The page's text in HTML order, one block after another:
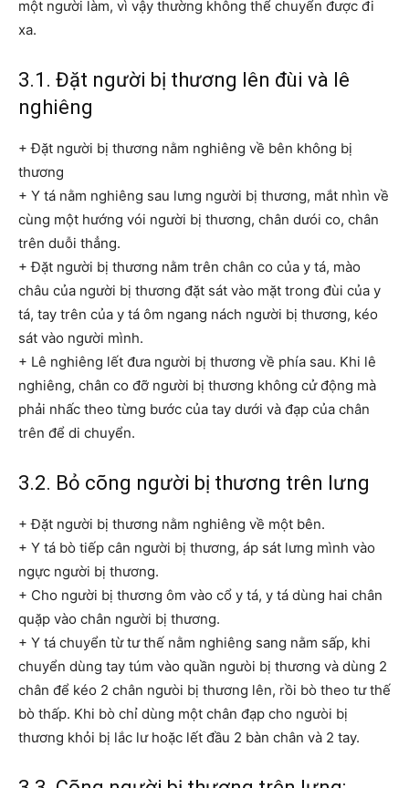
một người làm, vì vậy thường không thể chuyển được đi
xa.
3.1. Đặt người bị thương lên đùi và lê
nghiêng
+ Đặt người bị thương nằm nghiêng về bên không bị
thương
+ Y tá nằm nghiêng sau lưng người bị thương, mắt nhìn về
cùng một hướng vói người bị thương, chân dưói co, chân
trên duỗi thẳng.
+ Đặt người bị thương nằm trên chân co của y tá, mào
châu của người bị thương đặt sát vào mặt trong đùi của y
tá, tay trên của y tá ôm ngang nách người bị thương, kéo
sát vào người mình.
+ Lê nghiêng lết đưa người bị thương về phía sau. Khi lê
nghiêng, chân co đỡ người bị thương không cử động mà
phải nhấc theo từng bước của tay dưới và đạp của chân
trên để di chuyển.
3.2. Bỏ cõng người bị thương trên lưng
+ Đặt người bị thương nằm nghiêng về một bên.
+ Y tá bò tiếp cân người bị thương, áp sát lưng mình vào
ngực người bị thương.
+ Cho người bị thương ôm vào cổ y tá, y tá dùng hai chân
quặp vào chân người bị thương.
+ Y tá chuyển từ tư thế nằm nghiêng sang nằm sấp, khi
chuyển dùng tay túm vào quần ngưòi bị thương và dùng 2
chân để kéo 2 chân ngưòi bị thương lên, rồi bò theo tư thế
bò thấp. Khi bò chỉ dùng một chân đạp cho ngưòi bị
thương khỏi bị lắc lư hoặc lết đầu 2 bàn chân và 2 tay.